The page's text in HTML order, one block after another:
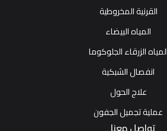
القرنية المخروطية
المياه البيضاء
المياه الزرقاء الجلوكوما
انفصال الشبكية
علاج الحول
عملية تجميل الجفون